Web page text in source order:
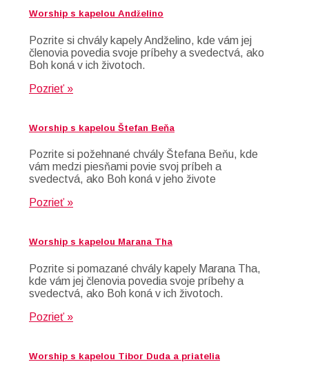
Worship s kapelou Andželino
Pozrite si chvály kapely Andželino, kde vám jej
členovia povedia svoje príbehy a svedectvá, ako
Boh koná v ich životoch.
Pozrieť »
Worship s kapelou Štefan Beňa
Pozrite si požehnané chvály Štefana Beňu, kde
vám medzi piesňami povie svoj príbeh a
svedectvá, ako Boh koná v jeho živote
Pozrieť »
Worship s kapelou Marana Tha
Pozrite si pomazané chvály kapely Marana Tha,
kde vám jej členovia povedia svoje príbehy a
svedectvá, ako Boh koná v ich životoch.
Pozrieť »
Worship s kapelou Tibor Duda a priatelia